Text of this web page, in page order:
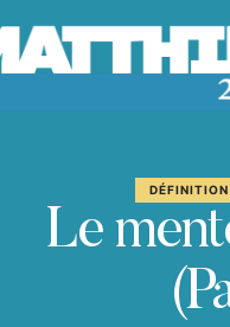
DÉFINITION
Le